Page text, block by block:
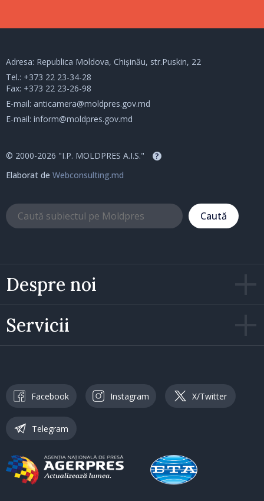
Despre noi
Servicii
Adresa: Republica Moldova, Chișinău, str.Puskin, 22
Tel.: +373 22 23-34-28
Fax: +373 22 23-26-98
E-mail: anticamera@moldpres.gov.md
E-mail: inform@moldpres.gov.md
© 2000-2026 "I.P. MOLDPRES A.I.S." ?
Elaborat de Webconsulting.md
Caută
Facebook Instagram X/Twitter
Telegram